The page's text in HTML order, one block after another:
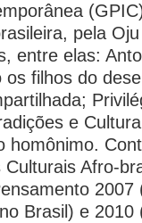
pela
entre elas:
filhos do
e
homônimo.
Afro-
2007
Brasil) e 2010